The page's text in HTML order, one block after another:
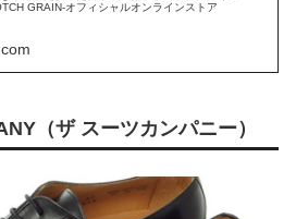
GRAIN-オフィシャルオンラインストア
（ザ スーツカンパニー）